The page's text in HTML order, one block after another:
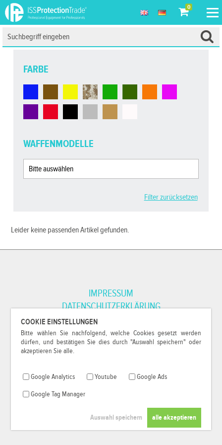
COOKIE EINSTELLUNGEN
Bitte wählen Sie nachfolgend, welche Cookies gesetzt werden
dürfen, und bestätigen Sie dies durch "Auswahl speichern" oder
akzeptieren Sie alle.
Google Analytics Youtube Google Ads
Google Tag Manager
0
FARBE
WAFFENMODELLE
Filter zurücksetzen
Leider keine passenden Artikel gefunden.
IMPRESSUM
DATENSCHUTZERKLÄRUNG
*Alle Preise inkl. MwSt. und zzgl.Versandkosten
© 2000-2026 79Pixel, alle Rechte vorbehalten.